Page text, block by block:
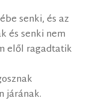
senki, és az
és senki nem
elől ragadtatik
járának.